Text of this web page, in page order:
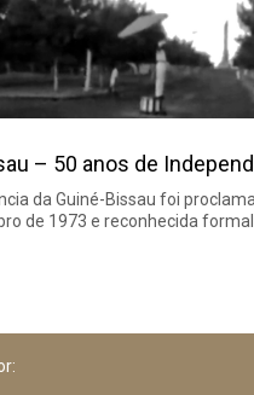
– 50 anos de
da Guiné-Bissau foi
de 1973 e reconhecida